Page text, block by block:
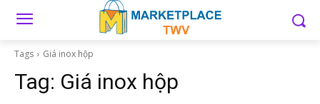
Tags Giá inox hộp
Tag: Giá inox hộp